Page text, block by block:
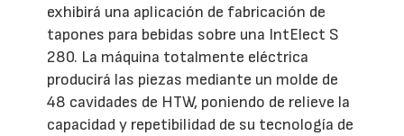
exhibirá una aplicación de fabricación de
tapones para bebidas sobre una IntElect S
280. La máquina totalmente eléctrica
producirá las piezas mediante un molde de
48 cavidades de HTW, poniendo de relieve la
capacidad y repetibilidad de su tecnología de